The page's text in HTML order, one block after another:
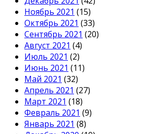
Ноябрь 2021 (15)
Октябрь 2021 (33)
Сентябрь 2021 (20)
Август 2021 (4)
Июль 2021 (2)
Июнь 2021 (11)
Май 2021 (32)
Апрель 2021 (27)
Март 2021 (18)
Февраль 2021 (9)
Январь 2021 (8)